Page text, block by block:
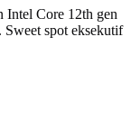
Intel Core 12th gen
spot eksekutif